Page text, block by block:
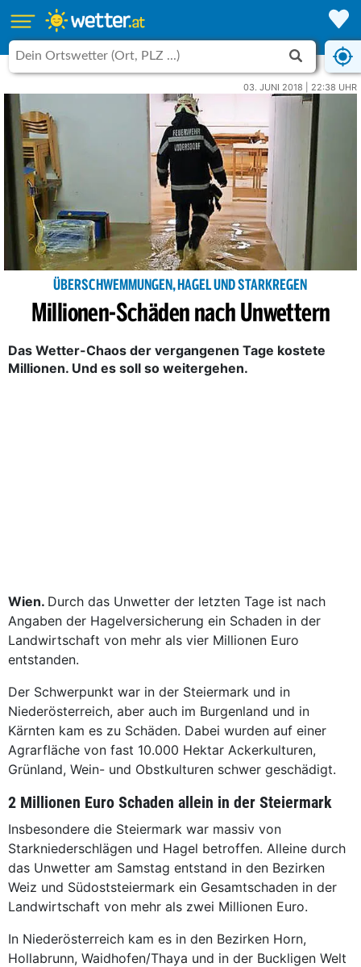
03. JUNI 2018 | 22:38 UHR
ÜBERSCHWEMMUNGEN, HAGEL UND STARKREGEN
Millionen-Schäden nach Unwettern
Das Wetter-Chaos der vergangenen Tage kostete
Millionen. Und es soll so weitergehen.
Wien. Durch das Unwetter der letzten Tage ist nach
Angaben der Hagelversicherung ein Schaden in der
Landwirtschaft von mehr als vier Millionen Euro
entstanden.
Der Schwerpunkt war in der Steiermark und in
Niederösterreich, aber auch im Burgenland und in
Kärnten kam es zu Schäden. Dabei wurden auf einer
Agrarfläche von fast 10.000 Hektar Ackerkulturen,
Grünland, Wein- und Obstkulturen schwer geschädigt.
2 Millionen Euro Schaden allein in der Steiermark
Insbesondere die Steiermark war massiv von
Starkniederschlägen und Hagel betroffen. Alleine durch
das Unwetter am Samstag entstand in den Bezirken
Weiz und Südoststeiermark ein Gesamtschaden in der
Landwirtschaft von mehr als zwei Millionen Euro.
In Niederösterreich kam es in den Bezirken Horn,
Hollabrunn, Waidhofen/Thaya und in der Buckligen Welt